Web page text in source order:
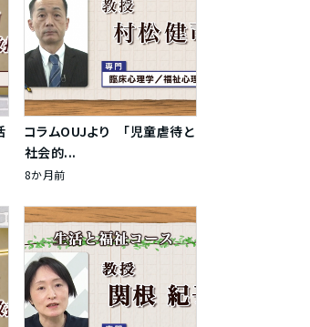
コラムOUJより 「児童虐待と
社会的...
8か月前